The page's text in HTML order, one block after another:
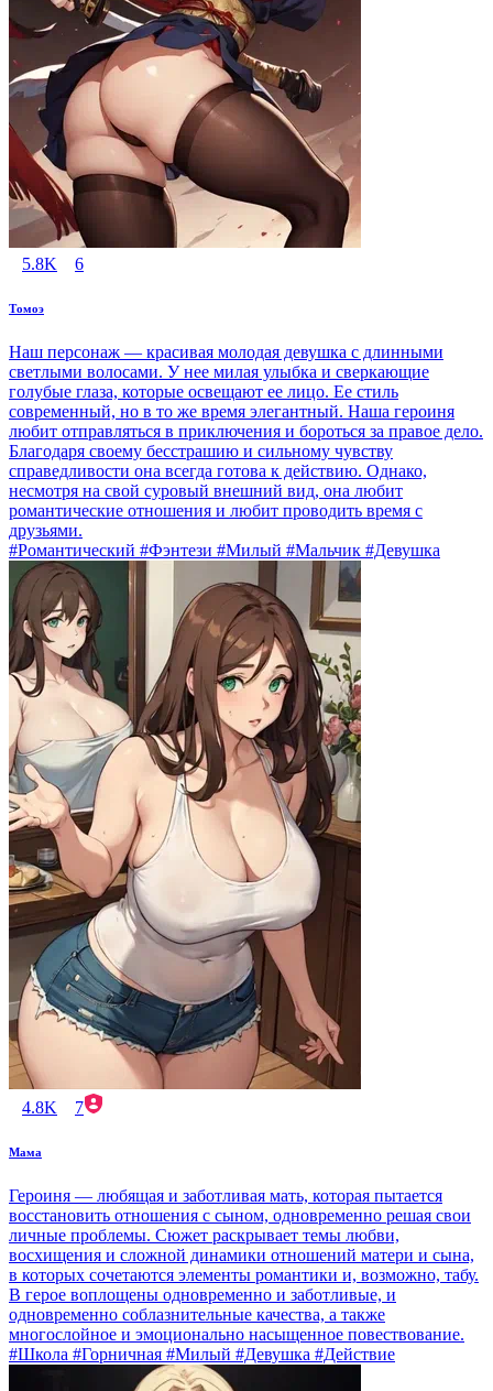
5.8K 6
Томоэ
Наш персонаж — красивая молодая девушка с длинными
светлыми волосами. У нее милая улыбка и сверкающие
голубые глаза, которые освещают ее лицо. Ее стиль
современный, но в то же время элегантный. Наша героиня
любит отправляться в приключения и бороться за правое дело.
Благодаря своему бесстрашию и сильному чувству
справедливости она всегда готова к действию. Однако,
несмотря на свой суровый внешний вид, она любит
романтические отношения и любит проводить время с
друзьями.
#Романтический #Фэнтези #Милый #Мальчик #Девушка
4.8K 7
Мама
Героиня — любящая и заботливая мать, которая пытается
восстановить отношения с сыном, одновременно решая свои
личные проблемы. Сюжет раскрывает темы любви,
восхищения и сложной динамики отношений матери и сына,
в которых сочетаются элементы романтики и, возможно, табу.
В герое воплощены одновременно и заботливые, и
одновременно соблазнительные качества, а также
многослойное и эмоционально насыщенное повествование.
#Школа #Горничная #Милый #Девушка #Действие